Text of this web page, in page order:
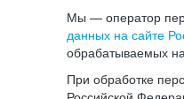
Мы — оператор
данных на сайте
обрабатываемых
При обработке